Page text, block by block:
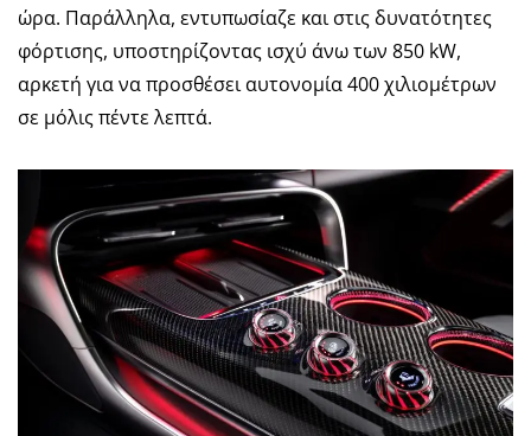
ώρα. Παράλληλα, εντυπωσίαζε και στις δυνατότητες
φόρτισης, υποστηρίζοντας ισχύ άνω των 850 kW,
αρκετή για να προσθέσει αυτονομία 400 χιλιομέτρων
σε μόλις πέντε λεπτά.